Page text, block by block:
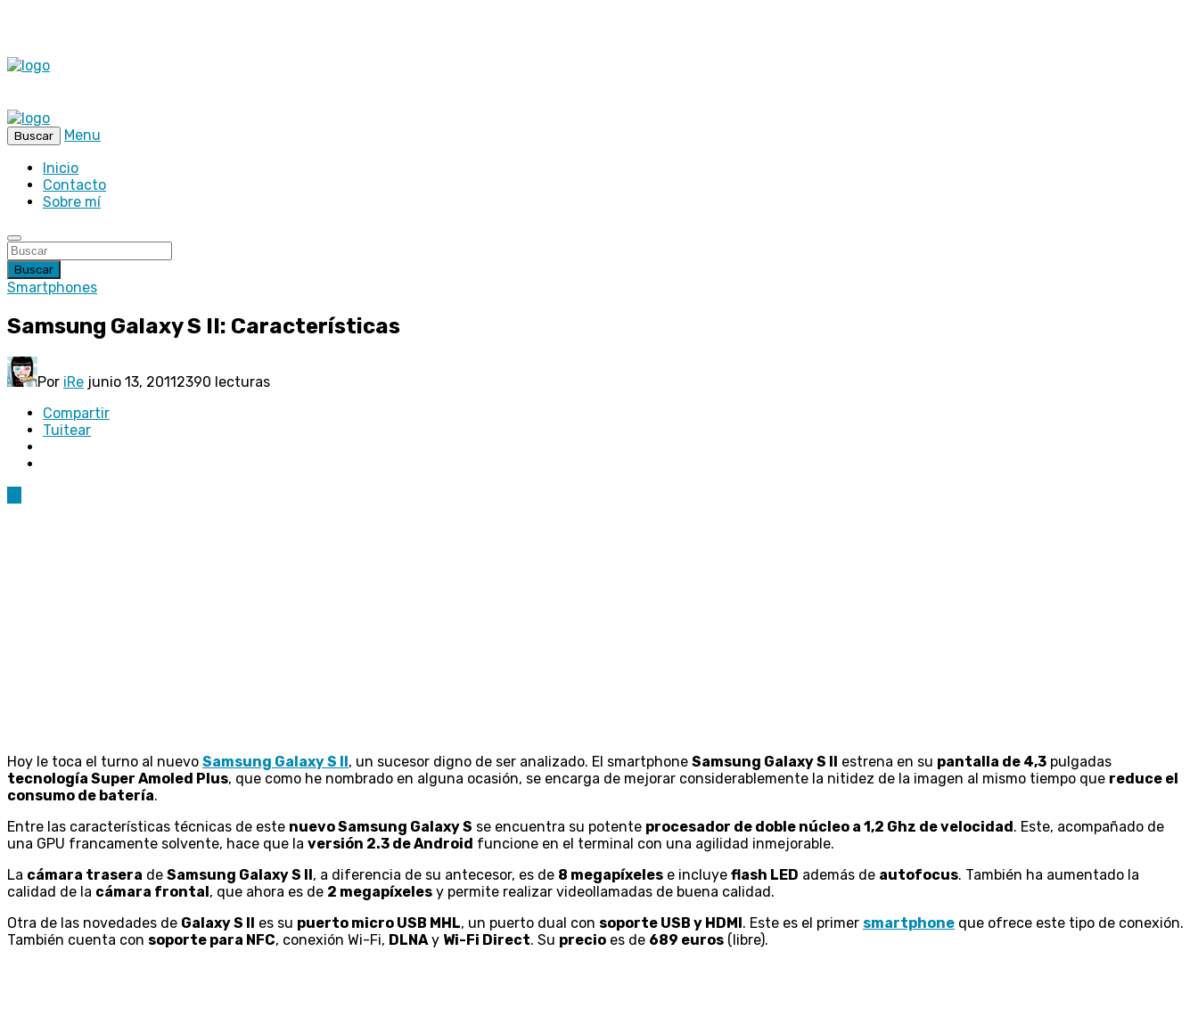
Buscar
Menu
Inicio
Contacto
Sobre mí
Buscar
Smartphones
Samsung Galaxy S II: Características
Por iRe junio 13, 20112390 lecturas
Compartir
Tuitear
Hoy le toca el turno al nuevo Samsung Galaxy S II, un sucesor digno de ser analizado. El smartphone Samsung Galaxy S II estrena en su pantalla de 4,3 pulgadas
tecnología Super Amoled Plus, que como he nombrado en alguna ocasión, se encarga de mejorar considerablemente la nitidez de la imagen al mismo tiempo que reduce el
consumo de batería.
Entre las características técnicas de este nuevo Samsung Galaxy S se encuentra su potente procesador de doble núcleo a 1,2 Ghz de velocidad. Este, acompañado de
una GPU francamente solvente, hace que la versión 2.3 de Android funcione en el terminal con una agilidad inmejorable.
La cámara trasera de Samsung Galaxy S II, a diferencia de su antecesor, es de 8 megapíxeles e incluye flash LED además de autofocus. También ha aumentado la
calidad de la cámara frontal, que ahora es de 2 megapíxeles y permite realizar videollamadas de buena calidad.
Otra de las novedades de Galaxy S II es su puerto micro USB MHL, un puerto dual con soporte USB y HDMI. Este es el primer smartphone que ofrece este tipo de conexión.
También cuenta con soporte para NFC, conexión Wi-Fi, DLNAy Wi-Fi Direct. Su precio es de 689 euros (libre).